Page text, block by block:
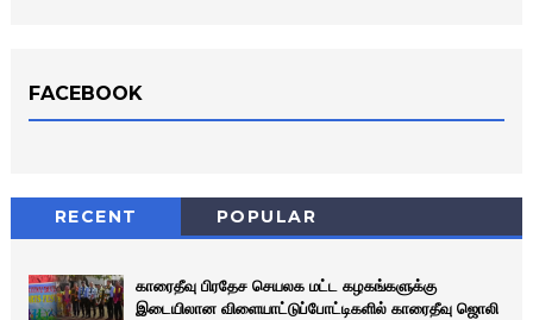
FACEBOOK
RECENT POPULAR
காரைதீவு பிரதேச செயலக மட்ட கழகங்களுக்கு
இடையிலான விளையாட்டுப்போட்டிகளில் காரைதீவு ஜொலி